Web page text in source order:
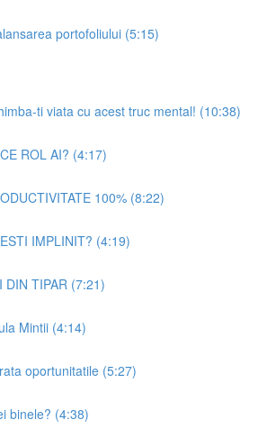
portofoliului (5:15)
ti viata cu acest truc mental! (10:38)
ROL AI? (4:17)
100% (8:22)
IMPLINIT? (4:19)
DIN TIPAR (7:21)
Mintii (4:14)
oportunitatile (5:27)
binele? (4:38)